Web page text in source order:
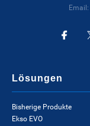
Email:
Lösungen
Bisherige Produkte
Ekso EVO